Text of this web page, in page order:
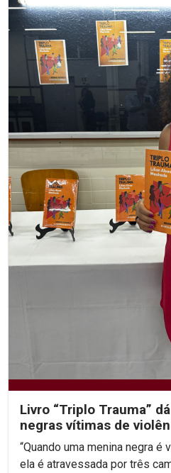
Livro “Triplo Trauma”
negras vítimas de
infância
“Quando uma menina negra
ela é atravessada por três